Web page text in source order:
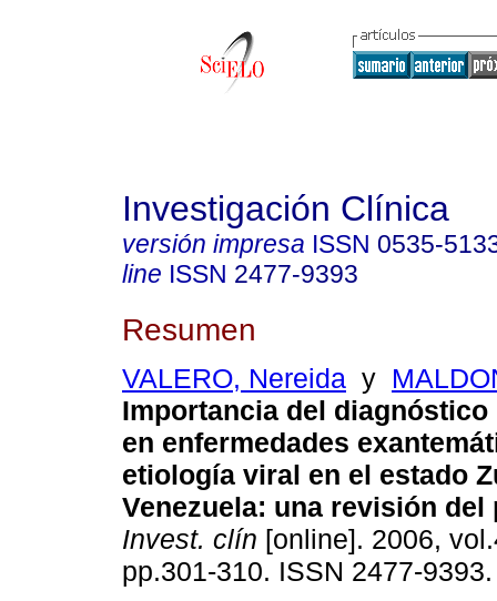
Investigación Clínica
versión impresa ISSN 0535-
line ISSN 2477-9393
Resumen
VALERO, Nereida y
Importancia del
en enfermedades
etiología viral en el estado
Venezuela: una revisión del
Invest. clín [online]. 2006,
pp.301-310. ISSN 2477-9393.